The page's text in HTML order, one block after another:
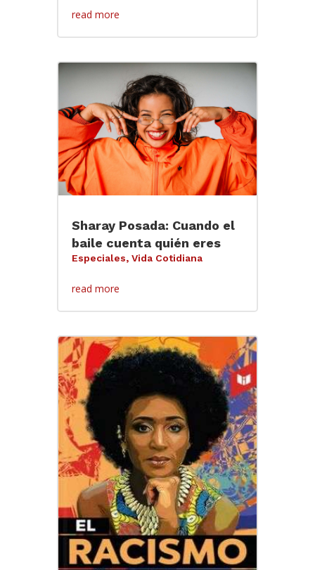
read more
Sharay Posada: Cuando el
baile cuenta quién eres
Especiales, Vida Cotidiana
read more